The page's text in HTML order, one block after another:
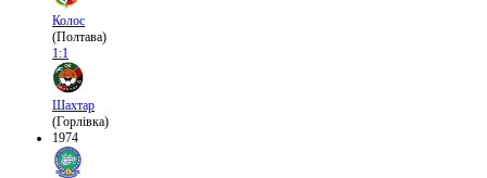
Колос
(Полтава)
1:1
Шахтар
(Горлівка)
1974